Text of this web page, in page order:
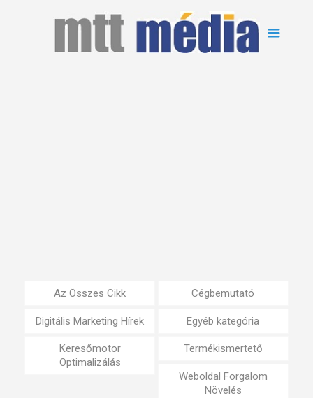
Az Összes Cikk Cégbemutató
Digitális Marketing Hírek Egyéb kategória
Keresőmotor
Optimalizálás
Termékismertető
Weboldal Forgalom
Növelés